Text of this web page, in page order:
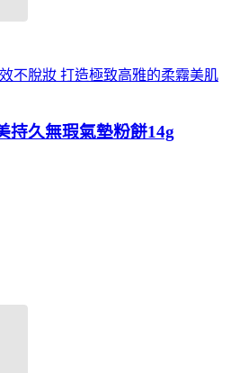
不脫妝 打造極致高雅的柔霧美肌
持久無瑕氣墊粉餅14g